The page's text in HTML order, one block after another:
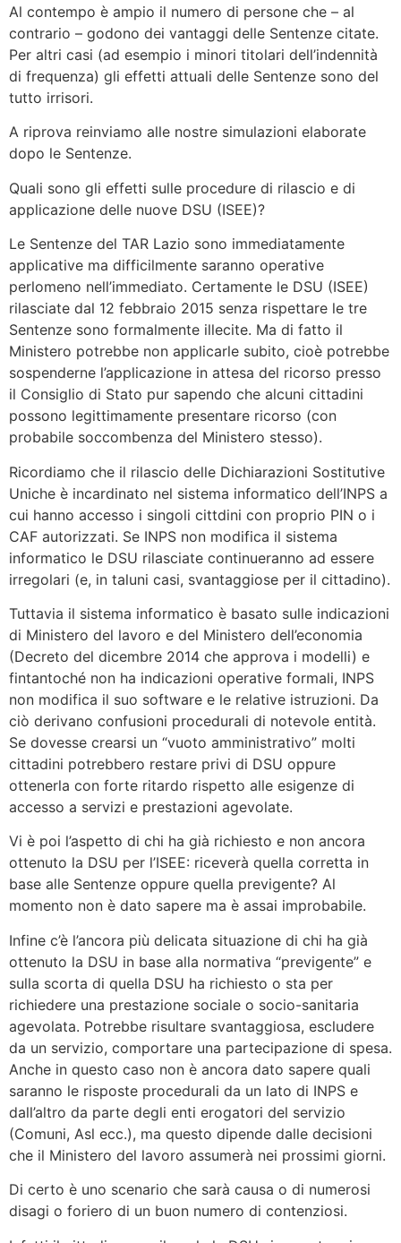
Al contempo è ampio il numero di persone che – al
contrario – godono dei vantaggi delle Sentenze citate.
Per altri casi (ad esempio i minori titolari dell’indennità
di frequenza) gli effetti attuali delle Sentenze sono del
tutto irrisori.
A riprova reinviamo alle nostre simulazioni elaborate
dopo le Sentenze.
Quali sono gli effetti sulle procedure di rilascio e di
applicazione delle nuove DSU (ISEE)?
Le Sentenze del TAR Lazio sono immediatamente
applicative ma difficilmente saranno operative
perlomeno nell’immediato. Certamente le DSU (ISEE)
rilasciate dal 12 febbraio 2015 senza rispettare le tre
Sentenze sono formalmente illecite. Ma di fatto il
Ministero potrebbe non applicarle subito, cioè potrebbe
sospenderne l’applicazione in attesa del ricorso presso
il Consiglio di Stato pur sapendo che alcuni cittadini
possono legittimamente presentare ricorso (con
probabile soccombenza del Ministero stesso).
Ricordiamo che il rilascio delle Dichiarazioni Sostitutive
Uniche è incardinato nel sistema informatico dell’INPS a
cui hanno accesso i singoli cittdini con proprio PIN o i
CAF autorizzati. Se INPS non modifica il sistema
informatico le DSU rilasciate continueranno ad essere
irregolari (e, in taluni casi, svantaggiose per il cittadino).
Tuttavia il sistema informatico è basato sulle indicazioni
di Ministero del lavoro e del Ministero dell’economia
(Decreto del dicembre 2014 che approva i modelli) e
fintantoché non ha indicazioni operative formali, INPS
non modifica il suo software e le relative istruzioni. Da
ciò derivano confusioni procedurali di notevole entità.
Se dovesse crearsi un “vuoto amministrativo” molti
cittadini potrebbero restare privi di DSU oppure
ottenerla con forte ritardo rispetto alle esigenze di
accesso a servizi e prestazioni agevolate.
Vi è poi l’aspetto di chi ha già richiesto e non ancora
ottenuto la DSU per l’ISEE: riceverà quella corretta in
base alle Sentenze oppure quella previgente? Al
momento non è dato sapere ma è assai improbabile.
Infine c’è l’ancora più delicata situazione di chi ha già
ottenuto la DSU in base alla normativa “previgente” e
sulla scorta di quella DSU ha richiesto o sta per
richiedere una prestazione sociale o socio-sanitaria
agevolata. Potrebbe risultare svantaggiosa, escludere
da un servizio, comportare una partecipazione di spesa.
Anche in questo caso non è ancora dato sapere quali
saranno le risposte procedurali da un lato di INPS e
dall’altro da parte degli enti erogatori del servizio
(Comuni, Asl ecc.), ma questo dipende dalle decisioni
che il Ministero del lavoro assumerà nei prossimi giorni.
Di certo è uno scenario che sarà causa o di numerosi
disagi o foriero di un buon numero di contenziosi.